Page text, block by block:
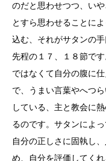
のだと思わせつつ、い
とすら思わせることに
込む、それがサタンの
先程の１７、１８節で
ではなくて自分の腹に
で、うまい言葉やへつ
している、主と教会に
るのです。サタンによ
自分の正しさに固執し
め、自分を評価してく